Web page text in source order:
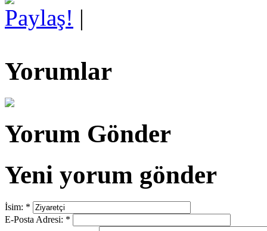
Paylaş! |
Yorumlar
Yorum Gönder
Yeni yorum gönder
İsim: *
E-Posta Adresi: *